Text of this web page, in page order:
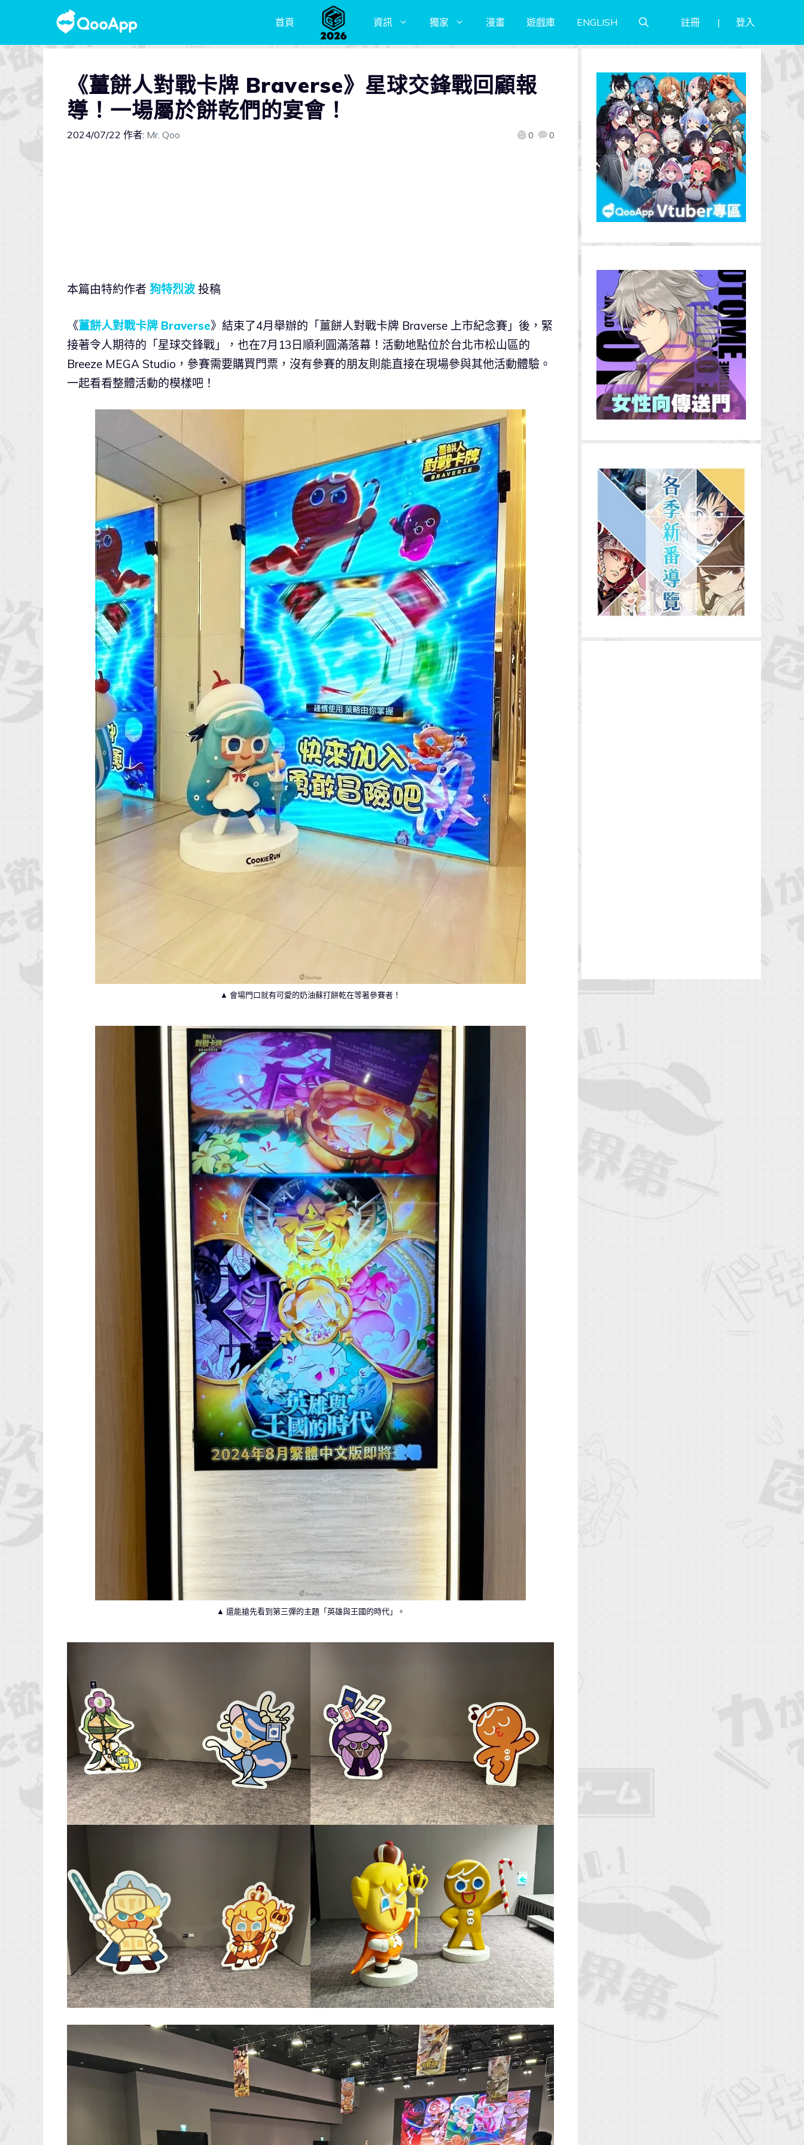
首頁 資訊 獨家 漫畫 遊戲庫 ENGLISH 註冊 登入
《薑餅人對戰卡牌 Braverse》星球交鋒戰回顧報
導！一場屬於餅乾們的宴會！
2024/07/22 作者: Mr. Qoo 0 0
本篇由特約作者 狗特烈波投稿
《薑餅人對戰卡牌 Braverse》結束了4月舉辦的「薑餅人對戰卡牌 Braverse 上市紀念賽」後，緊
接著令人期待的「星球交鋒戰」，也在7月13日順利圓滿落幕！活動地點位於台北市松山區的
Breeze MEGA Studio，參賽需要購買門票，沒有參賽的朋友則能直接在現場參與其他活動體驗。
一起看看整體活動的模樣吧！
▲ 會場門口就有可愛的奶油蘇打餅乾在等著參賽者！
▲ 還能搶先看到第三彈的主題「英雄與王國的時代」。